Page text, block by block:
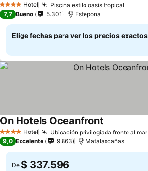
4 EstrellasHotel Piscina estilo oasis tropical
7,7 Bueno 5.301 Estepona
Elige fechas para ver los precios exactos
4 EstrellasHotel Ubicación privilegiada frente al mar
On Hotels Oceanfront
9,0 Excelente 9.863 Matalascañas
De $ 337.596